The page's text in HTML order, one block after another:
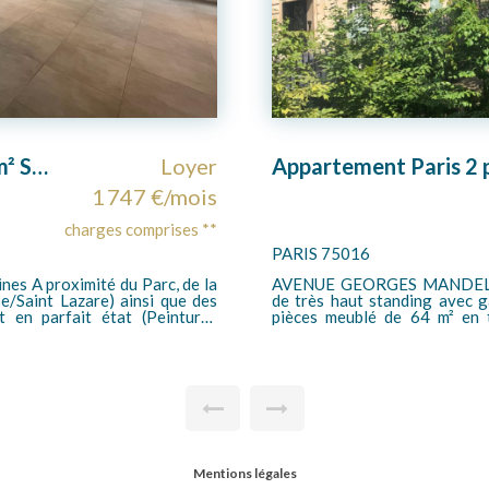
Appartement Paris 2 pièces meublé 64 m2
Loyer
2 595 €/mois
charges comprises **
un immeuble
avec ascenseur, beau 2
GARCHES 92380
Bel appartement de 47,44
coeur du centre ville
Défense/St Lazare).
Mentions légales